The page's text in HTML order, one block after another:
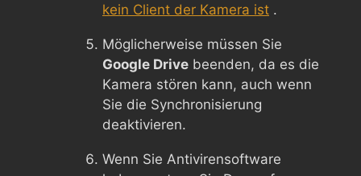
kein Client der Kamera ist .
Möglicherweise müssen Sie
Google Drive beenden, da es die
Kamera stören kann, auch wenn
Sie die Synchronisierung
deaktivieren.
Wenn Sie Antivirensoftware